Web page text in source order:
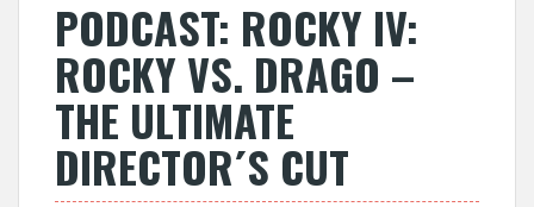
PODCAST: ROCKY IV:
ROCKY VS. DRAGO –
THE ULTIMATE
DIRECTOR´S CUT